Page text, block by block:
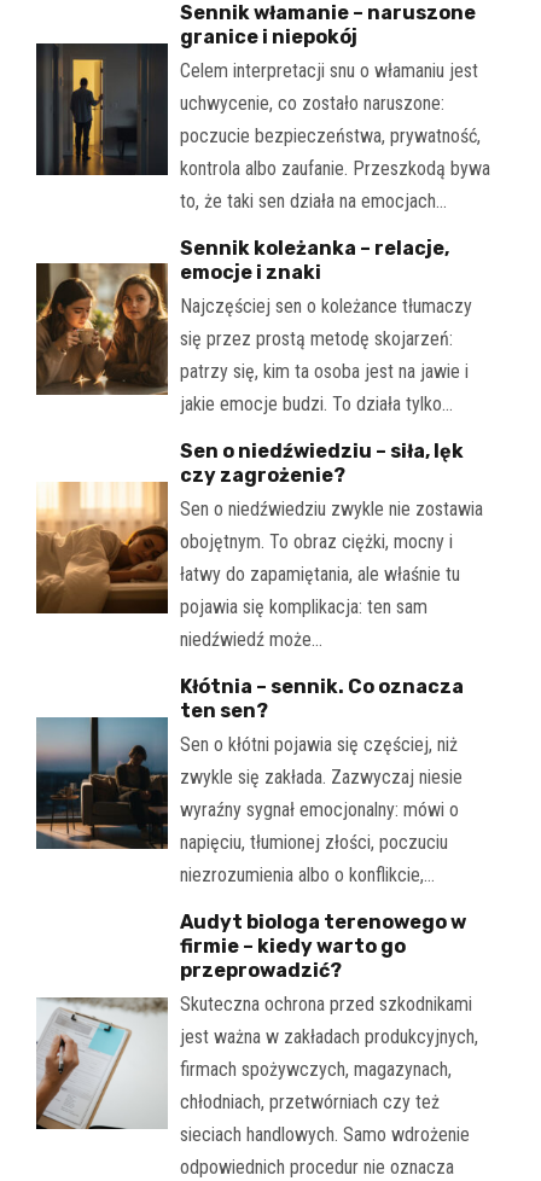
Sennik włamanie – naruszone
granice i niepokój
Celem interpretacji snu o włamaniu jest
uchwycenie, co zostało naruszone:
poczucie bezpieczeństwa, prywatność,
kontrola albo zaufanie. Przeszkodą bywa
to, że taki sen działa na emocjach…
Sennik koleżanka – relacje,
emocje i znaki
Najczęściej sen o koleżance tłumaczy
się przez prostą metodę skojarzeń:
patrzy się, kim ta osoba jest na jawie i
jakie emocje budzi. To działa tylko…
Sen o niedźwiedziu – siła, lęk
czy zagrożenie?
Sen o niedźwiedziu zwykle nie zostawia
obojętnym. To obraz ciężki, mocny i
łatwy do zapamiętania, ale właśnie tu
pojawia się komplikacja: ten sam
niedźwiedź może…
Kłótnia – sennik. Co oznacza
ten sen?
Sen o kłótni pojawia się częściej, niż
zwykle się zakłada. Zazwyczaj niesie
wyraźny sygnał emocjonalny: mówi o
napięciu, tłumionej złości, poczuciu
niezrozumienia albo o konflikcie,…
Audyt biologa terenowego w
firmie – kiedy warto go
przeprowadzić?
Skuteczna ochrona przed szkodnikami
jest ważna w zakładach produkcyjnych,
firmach spożywczych, magazynach,
chłodniach, przetwórniach czy też
sieciach handlowych. Samo wdrożenie
odpowiednich procedur nie oznacza